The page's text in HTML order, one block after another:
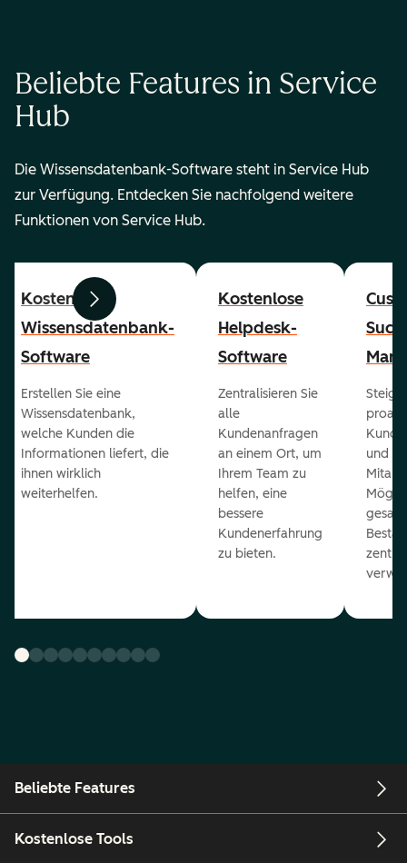
Beliebte Features in Service
Hub
Die Wissensdatenbank-Software steht in Service Hub
zur Verfügung. Entdecken Sie nachfolgend weitere
Funktionen von Service Hub.
ZurückWeiter
Kostenlose
Wissensdatenbank-
Software
Erstellen Sie eine
Wissensdatenbank,
welche Kunden die
Informationen liefert, die
ihnen wirklich
weiterhelfen.
Kostenlose
Helpdesk-
Software
Zentralisieren Sie
alle
Kundenanfragen
an einem Ort, um
Ihrem Team zu
helfen, eine
bessere
Kundenerfahrung
zu bieten.
und
Beliebte Features
Kostenlose Tools